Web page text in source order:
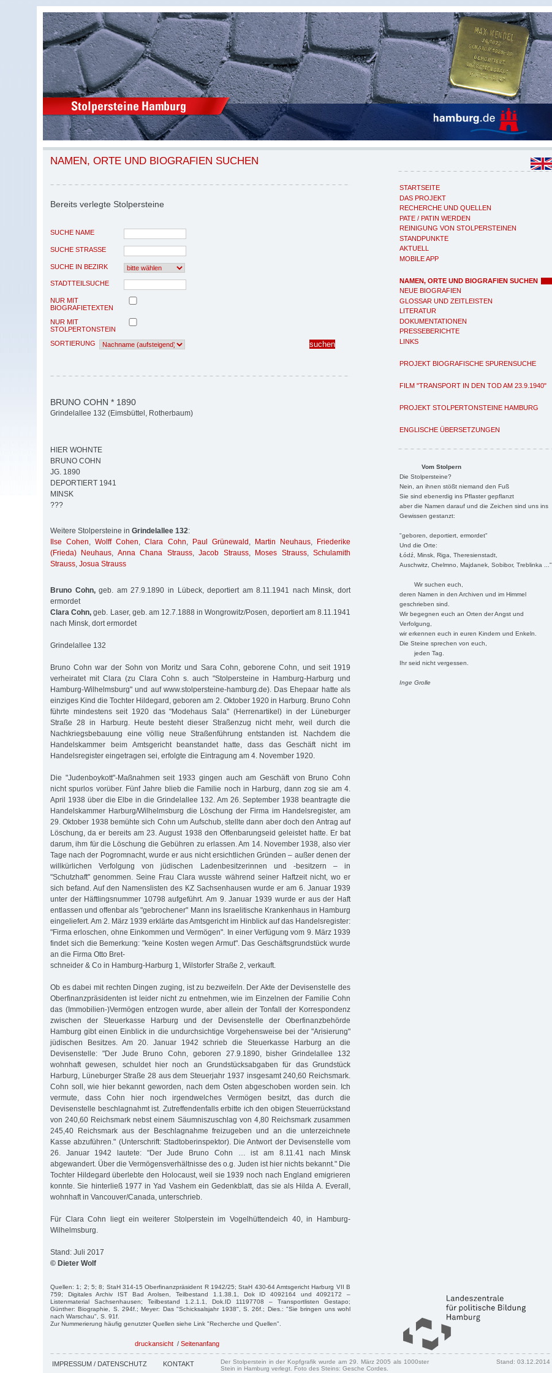
STARTSEITE
DAS PROJEKT
RECHERCHE UND QUELLEN
PATE / PATIN WERDEN
REINIGUNG VON STOLPERSTEINEN
STANDPUNKTE
AKTUELL
MOBILE APP
NAMEN, ORTE UND BIOGRAFIEN SUCHEN
NEUE BIOGRAFIEN
GLOSSAR UND ZEITLEISTEN
LITERATUR
DOKUMENTATIONEN
PRESSEBERICHTE
LINKS
PROJEKT BIOGRAFISCHE SPURENSUCHE
FILM "TRANSPORT IN DEN TOD AM 23.9.1940"
PROJEKT STOLPERTONSTEINE HAMBURG
ENGLISCHE ÜBERSETZUNGEN
Vom Stolpern
Die Stolpersteine?
Nein, an ihnen stößt niemand den Fuß
Sie sind ebenerdig ins Pflaster gepflanzt
aber die Namen darauf und die Zeichen sind uns ins
Gewissen gestanzt:
"geboren, deportiert, ermordet"
Und die Orte:
Łódź, Minsk, Riga, Theresienstadt,
Auschwitz, Chelmno, Majdanek, Sobibor, Treblinka ..."
Wir suchen euch,
deren Namen in den Archiven und im Himmel
geschrieben sind.
Wir begegnen euch an Orten der Angst und
Verfolgung,
wir erkennen euch in euren Kindern und Enkeln.
Die Steine sprechen von euch,
jeden Tag.
Ihr seid nicht vergessen.
Inge Grolle
NAMEN, ORTE UND BIOGRAFIEN SUCHEN
Bereits verlegte Stolpersteine
SUCHE NAME
SUCHE STRASSE
SUCHE IN BEZIRK
STADTTEILSUCHE
NUR MIT
BIOGRAFIETEXTEN
NUR MIT
STOLPERTONSTEIN
SORTIERUNG
BRUNO COHN * 1890
Grindelallee 132 (Eimsbüttel, Rotherbaum)
HIER WOHNTE
BRUNO COHN
JG. 1890
DEPORTIERT 1941
MINSK
???
Weitere Stolpersteine in Grindelallee 132:
Ilse Cohen,Wolff Cohen,Clara Cohn, Paul Grünewald , Martin Neuhaus,
Friederike
(Frieda) Neuhaus, Anna Chana Strauss,Jacob Strauss, Moses Strauss,Schulamith
Strauss, Josua Strauss
Bruno Cohn,geb. am 27.9.1890 in Lübeck, deportiert am 8.11.1941 nach Minsk, dort
ermordet
Clara Cohn, geb. Laser, geb. am 12.7.1888 in Wongrowitz/Posen, deportiert am 8.11.1941
nach Minsk, dort ermordet
Grindelallee 132
Bruno Cohn war der Sohn von Moritz und Sara Cohn, geborene Cohn, und seit 1919
verheiratet mit Clara (zu Clara Cohn s. auch "Stolpersteine in Hamburg-Harburg und
Hamburg-Wilhelmsburg" und auf www.stolpersteine-hamburg.de). Das Ehepaar hatte als
einziges Kind die Tochter Hildegard, geboren am 2. Oktober 1920 in Harburg. Bruno Cohn
führte mindestens seit 1920 das "Modehaus Sala" (Herrenartikel) in der Lüneburger
Straße 28 in Harburg. Heute besteht dieser Straßenzug nicht mehr, weil durch die
Nachkriegsbebauung eine völlig neue Straßenführung entstanden ist. Nachdem die
Handelskammer beim Amtsgericht beanstandet hatte, dass das Geschäft nicht im
Handelsregister eingetragen sei, erfolgte die Eintragung am 4. November 1920.
Die "Judenboykott"-Maßnahmen seit 1933 gingen auch am Geschäft von Bruno Cohn
nicht spurlos vorüber. Fünf Jahre blieb die Familie noch in Harburg, dann zog sie am 4.
April 1938 über die Elbe in die Grindelallee 132. Am 26. September 1938 beantragte die
Handelskammer Harburg/Wilhelmsburg die Löschung der Firma im Handelsregister, am
29. Oktober 1938 bemühte sich Cohn um Aufschub, stellte dann aber doch den Antrag auf
Löschung, da er bereits am 23. August 1938 den Offenbarungseid geleistet hatte. Er bat
darum, ihm für die Löschung die Gebühren zu erlassen. Am 14. November 1938, also vier
Tage nach der Pogromnacht, wurde er aus nicht ersichtlichen Gründen – außer denen der
willkürlichen Verfolgung von jüdischen Ladenbesitzerinnen und -besitzern – in
"Schutzhaft" genommen. Seine Frau Clara wusste während seiner Haftzeit nicht, wo er
sich befand. Auf den Namenslisten des KZ Sachsenhausen wurde er am 6. Januar 1939
unter der Häftlingsnummer 10798 aufgeführt. Am 9. Januar 1939 wurde er aus der Haft
entlassen und offenbar als "gebrochener" Mann ins Israelitische Krankenhaus in Hamburg
eingeliefert. Am 2. März 1939 erklärte das Amtsgericht im Hinblick auf das Handelsregister:
"Firma erloschen, ohne Einkommen und Vermögen". In einer Verfügung vom 9. März 1939
findet sich die Bemerkung: "keine Kosten wegen Armut". Das Geschäftsgrundstück wurde
an die Firma Otto Bret-
schneider & Co in Hamburg-Harburg 1, Wilstorfer Straße 2, verkauft.
Ob es dabei mit rechten Dingen zuging, ist zu bezweifeln. Der Akte der Devisenstelle des
Oberfinanzpräsidenten ist leider nicht zu entnehmen, wie im Einzelnen der Familie Cohn
das (Immobilien-)Vermögen entzogen wurde, aber allein der Tonfall der Korrespondenz
zwischen der Steuerkasse Harburg und der Devisenstelle der Oberfinanzbehörde
Hamburg gibt einen Einblick in die undurchsichtige Vorgehensweise bei der "Arisierung"
jüdischen Besitzes. Am 20. Januar 1942 schrieb die Steuerkasse Harburg an die
Devisenstelle: "Der Jude Bruno Cohn, geboren 27.9.1890, bisher Grindelallee 132
wohnhaft gewesen, schuldet hier noch an Grundstücksabgaben für das Grundstück
Harburg, Lüneburger Straße 28 aus dem Steuerjahr 1937 insgesamt 240,60 Reichsmark.
Cohn soll, wie hier bekannt geworden, nach dem Osten abgeschoben worden sein. Ich
vermute, dass Cohn hier noch irgendwelches Vermögen besitzt, das durch die
Devisenstelle beschlagnahmt ist. Zutreffendenfalls erbitte ich den obigen Steuerrückstand
von 240,60 Reichsmark nebst einem Säumniszuschlag von 4,80 Reichsmark zusammen
245,40 Reichsmark aus der Beschlagnahme freizugeben und an die unterzeichnete
Kasse abzuführen." (Unterschrift: Stadtoberinspektor). Die Antwort der Devisenstelle vom
26. Januar 1942 lautete: "Der Jude Bruno Cohn … ist am 8.11.41 nach Minsk
abgewandert. Über die Vermögensverhältnisse des o.g. Juden ist hier nichts bekannt." Die
Tochter Hildegard überlebte den Holocaust, weil sie 1939 noch nach England emigrieren
konnte. Sie hinterließ 1977 in Yad Vashem ein Gedenkblatt, das sie als Hilda A. Everall,
wohnhaft in Vancouver/Canada, unterschrieb.
Für Clara Cohn liegt ein weiterer Stolperstein im Vogelhüttendeich 40, in Hamburg-
Wilhelmsburg.
Stand: Juli 2017
© Dieter Wolf
Quellen: 1; 2; 5; 8; StaH 314-15 Oberfinanzpräsident R 1942/25; StaH 430-64 Amtsgericht Harburg VII B
759; Digitales Archiv IST Bad Arolsen, Teilbestand 1.1.38.1, Dok ID 4092164 und 4092172 –
Listenmaterial Sachsenhausen; Teilbestand 1.2.1.1, Dok.ID 11197708 – Transportlisten Gestapo;
Günther: Biographie, S. 294f.; Meyer: Das "Schicksalsjahr 1938", S. 26f.; Dies.: "Sie bringen uns wohl
nach Warschau", S. 91f.
Zur Nummerierung häufig genutzter Quellen siehe Link "Recherche und Quellen".
druckansicht / Seitenanfang
IMPRESSUM / DATENSCHUTZ KONTAKT
Der Stolperstein in der Kopfgrafik wurde am 29. März 2005 als 1000ster
Stein in Hamburg verlegt. Foto des Steins: Gesche Cordes.
Stand: 03.12.2014